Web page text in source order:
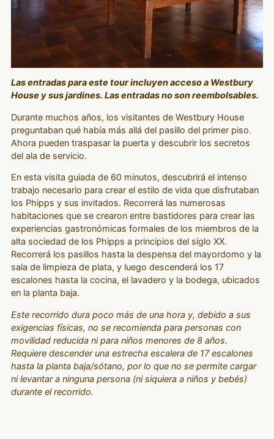
Las entradas para este tour incluyen acceso a Westbury
House y sus jardines. Las entradas no son reembolsables.
Durante muchos años, los visitantes de Westbury House
preguntaban qué había más allá del pasillo del primer piso.
Ahora pueden traspasar la puerta y descubrir los secretos
del ala de servicio.
En esta visita guiada de 60 minutos, descubrirá el intenso
trabajo necesario para crear el estilo de vida que disfrutaban
los Phipps y sus invitados. Recorrerá las numerosas
habitaciones que se crearon entre bastidores para crear las
experiencias gastronómicas formales de los miembros de la
alta sociedad de los Phipps a principios del siglo XX.
Recorrerá los pasillos hasta la despensa del mayordomo y la
sala de limpieza de plata, y luego descenderá los 17
escalones hasta la cocina, el lavadero y la bodega, ubicados
en la planta baja.
Este recorrido dura poco más de una hora y, debido a sus
exigencias físicas, no se recomienda para personas con
movilidad reducida ni para niños menores de 8 años.
Requiere descender una estrecha escalera de 17 escalones
hasta la planta baja/sótano, por lo que no se permite cargar
ni levantar a ninguna persona (ni siquiera a niños y bebés)
durante el recorrido.